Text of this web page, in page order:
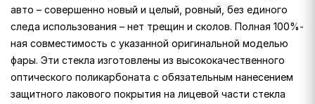
авто – совершенно новый и целый, ровный, без единого
следа использования – нет трещин и сколов. Полная 100%-
ная совместимость с указанной оригинальной моделью
фары. Эти стекла изготовлены из высококачественного
оптического поликарбоната с обязательным нанесением
защитного лакового покрытия на лицевой части стекла